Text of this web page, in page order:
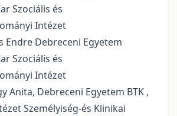
Szociális és
Intézet
Endre Debreceni Egyetem
Szociális és
Intézet
Anita, Debreceni Egyetem BTK ,
Személyiség-és Klinikai